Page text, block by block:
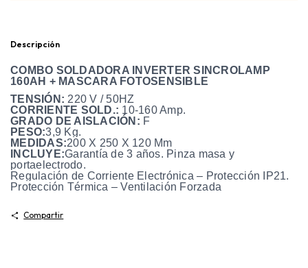
Descripción
COMBO SOLDADORA INVERTER SINCROLAMP
160AH + MASCARA FOTOSENSIBLE
TENSIÓN: 220 V / 50HZ
CORRIENTE SOLD.: 10-160 Amp.
GRADO DE AISLACIÓN: F
PESO:3,9 Kg.
MEDIDAS:200 X 250 X 120 Mm
INCLUYE:Garantía de 3 años. Pinza masa y
portaelectrodo.
Regulación de Corriente Electrónica – Protección IP21.
Protección Térmica – Ventilación Forzada
Compartir